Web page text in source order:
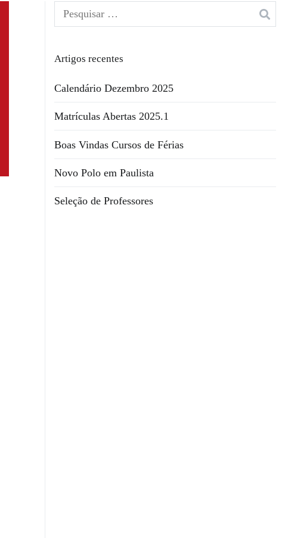
Artigos recentes
Calendário Dezembro 2025
Matrículas Abertas 2025.1
Boas Vindas Cursos de Férias
Novo Polo em Paulista
Seleção de Professores